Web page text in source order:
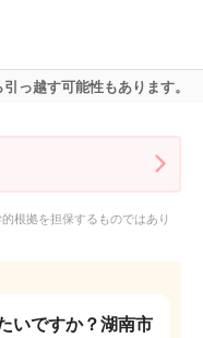
っ越す可能性もあります。
根拠を担保するものではあり
いですか？湖南市